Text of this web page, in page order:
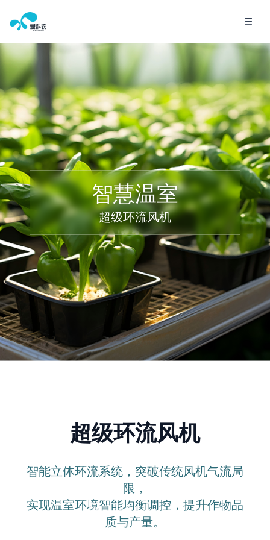
智慧温室
超级环流风机
超级环流风机
智能立体环流系统，突破传统风机气流局
限，
实现温室环境智能均衡调控，提升作物品
质与产量。